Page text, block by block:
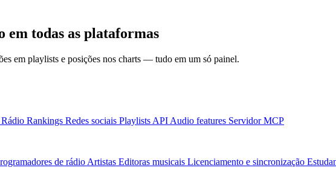
em todas as plataformas
em playlists e posições nos charts — tudo em um só painel.
Rádio Rankings Redes sociais Playlists API Audio features Servidor MCP
de rádio Artistas Editoras musicais Licenciamento e sincronização